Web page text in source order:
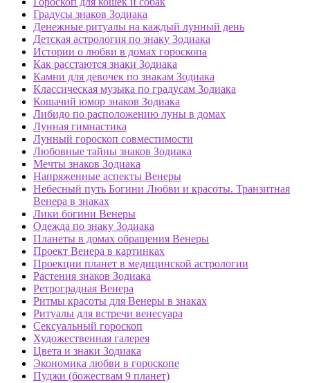
Градусы знаков Зодиака
Денежные ритуалы на каждый лунный день
Детская астрология по знаку Зодиака
Истории о любви в домах гороскопа
Как расстаются знаки Зодиака
Камни для девочек по знакам Зодиака
Классическая музыка по градусам Зодиака
Кошачий юмор знаков Зодиака
Либидо по расположению луны в домах
Лунная гимнастика
Лунный гороскоп совместимости
Любовные тайны знаков Зодиака
Мечты знаков Зодиака
Напряженные аспекты Венеры
Небесный путь Богини Любви и красоты. Транзитная
Венера в знаках
Лики богини Венеры
Одежда по знаку Зодиака
Планеты в домах обращения Венеры
Проект Венера в картинках
Проекции планет в медицинской астрологии
Растения знаков Зодиака
Ретроградная Венера
Ритмы красоты для Венеры в знаках
Ритуалы для встречи венесуара
Сексуальный гороскоп
Художественная галерея
Цвета и знаки Зодиака
Экономика любви в гороскопе
Пуджи (божествам 9 планет)